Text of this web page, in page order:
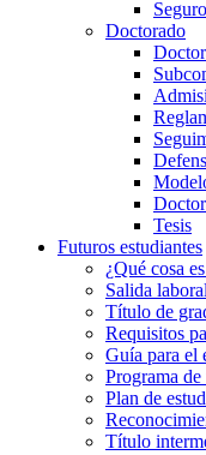
Doctorado
Tesis
Futuros estudiantes
¿Qué cosa
Salida laboral
Título de
Requisitos
Guía para el
Programa
Plan de
Título